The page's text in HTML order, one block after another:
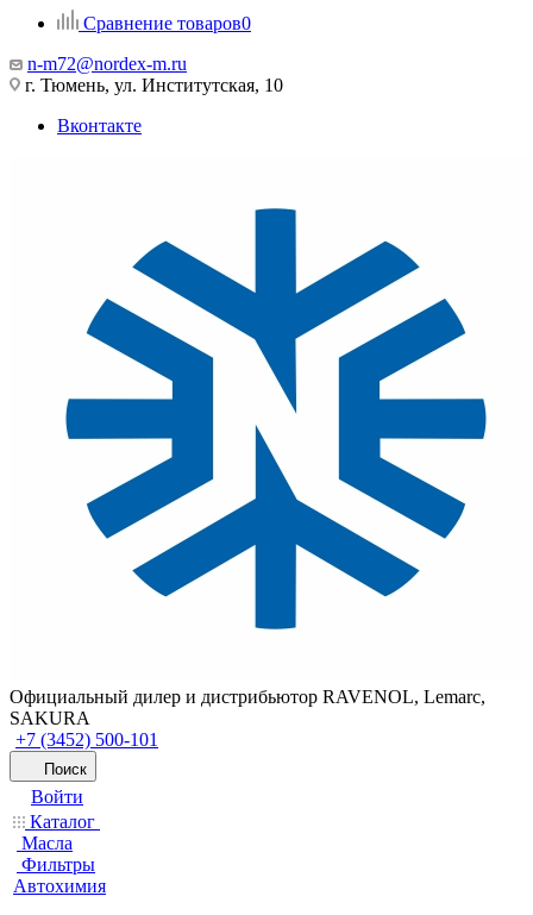
Сравнение товаров0
n-m72@nordex-m.ru
г. Тюмень, ул. Институтская, 10
Вконтакте
Официальный дилер и дистрибьютор RAVENOL, Lemarc,
SAKURA
+7 (3452) 500-101
Поиск
Войти
Каталог
Масла
Фильтры
Автохимия